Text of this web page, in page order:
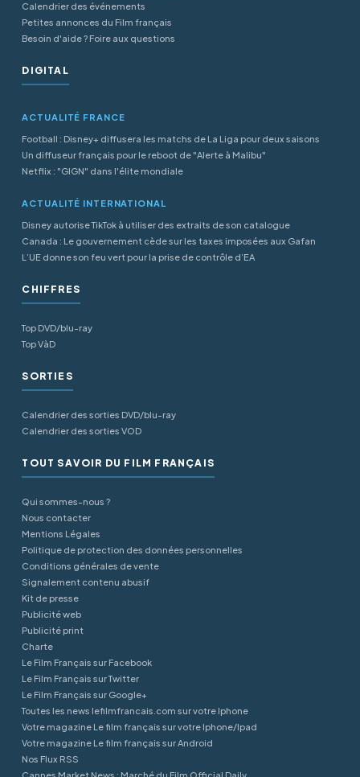
Calendrier des événements
Petites annonces du Film français
Besoin d'aide ? Foire aux questions
DIGITAL
ACTUALITÉ FRANCE
Football : Disney+ diffusera les matchs de La Liga pour deux saisons
Un diffuseur français pour le reboot de "Alerte à Malibu"
Netflix : "GIGN" dans l'élite mondiale
ACTUALITÉ INTERNATIONAL
Disney autorise TikTok à utiliser des extraits de son catalogue
Canada : Le gouvernement cède sur les taxes imposées aux Gafan
L’UE donne son feu vert pour la prise de contrôle d’EA
CHIFFRES
Top DVD/blu-ray
Top VàD
SORTIES
Calendrier des sorties DVD/blu-ray
Calendrier des sorties VOD
TOUT SAVOIR DU FILM FRANÇAIS
Qui sommes-nous ?
Nous contacter
Mentions Légales
Politique de protection des données personnelles
Conditions générales de vente
Signalement contenu abusif
Kit de presse
Publicité web
Publicité print
Charte
Le Film Français sur Facebook
Le Film Français sur Twitter
Le Film Français sur Google+
Toutes les news lefilmfrancais.com sur votre Iphone
Votre magazine Le film français sur votre Iphone/Ipad
Votre magazine Le film français sur Android
Nos Flux RSS